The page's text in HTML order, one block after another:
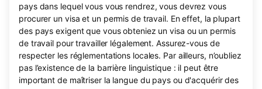
pays dans lequel vous vous rendrez, vous devrez vous
procurer un visa et un permis de travail. En effet, la plupart
des pays exigent que vous obteniez un visa ou un permis
de travail pour travailler légalement. Assurez-vous de
respecter les réglementations locales. Par ailleurs, n’oubliez
pas l’existence de la barrière linguistique : il peut être
important de maîtriser la langue du pays ou d'acquérir des